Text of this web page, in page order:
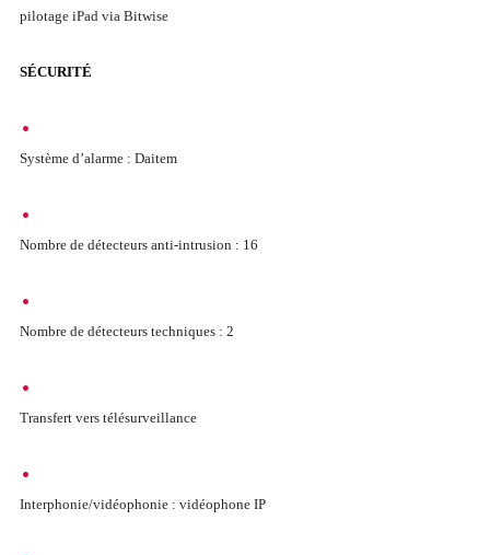
pilotage iPad via Bitwise
SÉCURITÉ
Système d’alarme : Daitem
Nombre de détecteurs anti-intrusion : 16
Nombre de détecteurs techniques : 2
Transfert vers télésurveillance
Interphonie/vidéophonie : vidéophone IP